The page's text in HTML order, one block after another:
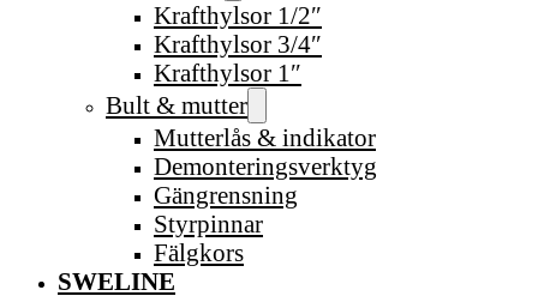
Krafthylsor 1/2″
Krafthylsor 3/4″
Krafthylsor 1″
Bult & mutter
Mutterlås & indikator
Demonteringsverktyg
Gängrensning
Styrpinnar
Fälgkors
SWELINE